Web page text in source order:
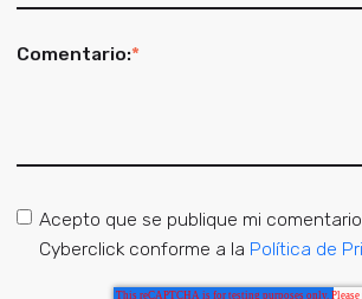
Comentario:*
Acepto que se publique mi
Cyberclick conforme a la Política de